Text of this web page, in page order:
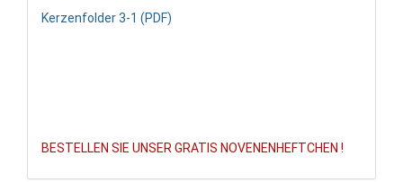
Kerzenfolder 3-1 (PDF)
BESTELLEN SIE UNSER GRATIS NOVENENHEFTCHEN !